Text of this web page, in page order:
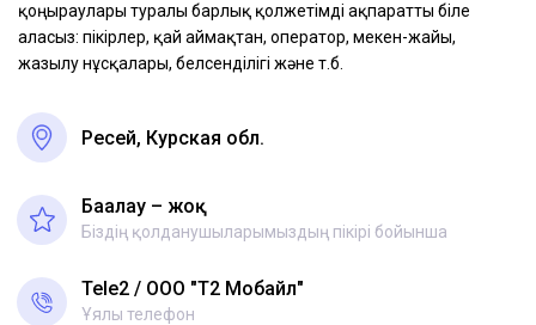
қоңыраулары туралы барлық қолжетімді ақпаратты біле
аласыз: пікірлер, қай аймақтан, оператор, мекен-жайы,
жазылу нұсқалары, белсенділігі және т.б.
Ресей, Курская обл.
Бағалау – жоқ
Біздің қолданушыларымыздың пікірі бойынша
Tele2 ООО "Т2 Мобайл"
Ұялы телефон